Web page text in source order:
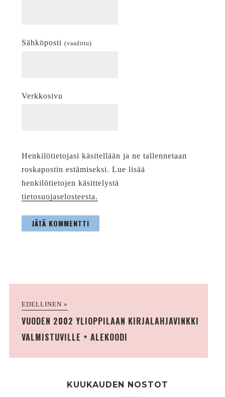
Sähköposti (vaadittu)
Verkkosivu
Henkilötietojasi käsitellään ja ne tallennetaan
roskapostin estämiseksi. Lue lisää
henkilötietojen käsittelystä
tietosuojaselosteesta.
EDELLINEN »
VUODEN 2002 YLIOPPILAAN KIRJALAHJAVINKKI
VALMISTUVILLE + ALEKOODI
KUUKAUDEN NOSTOT